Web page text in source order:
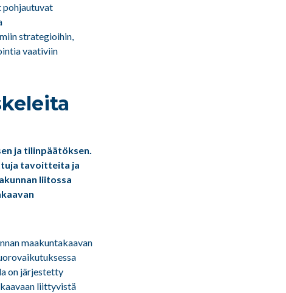
pohjautuvat
strategioihin,
vaativiin
ja tilinpäätöksen.
tavoitteita ja
liitossa
maakuntakaavan
on järjestetty
liittyvistä